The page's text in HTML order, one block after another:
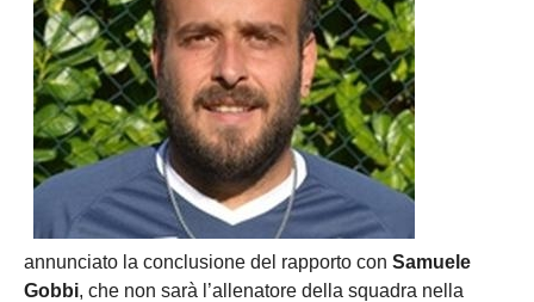
annunciato la conclusione del rapporto con Samuele
Gobbi, che non sarà l’allenatore della squadra nella